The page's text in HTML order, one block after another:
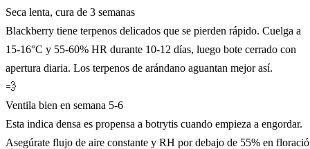
Seca lenta, cura de 3 semanas
Blackberry tiene terpenos delicados que se pierden rápido. Cuelga a
15-16°C y 55-60% HR durante 10-12 días, luego bote cerrado con
apertura diaria. Los terpenos de arándano aguantan mejor así.
💨
Ventila bien en semana 5-6
Esta indica densa es propensa a botrytis cuando empieza a engordar.
Asegúrate flujo de aire constante y RH por debajo de 55% en